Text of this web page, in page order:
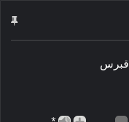
قبرس